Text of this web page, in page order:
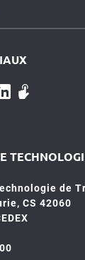
de
CS 42060